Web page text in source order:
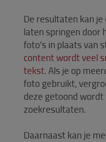
De resultaten kan
laten springen door
foto's in plaats van
content wordt veel
tekst.Als je op
foto gebruikt,
deze getoond wordt
zoekresultaten.
Daarnaast kan je